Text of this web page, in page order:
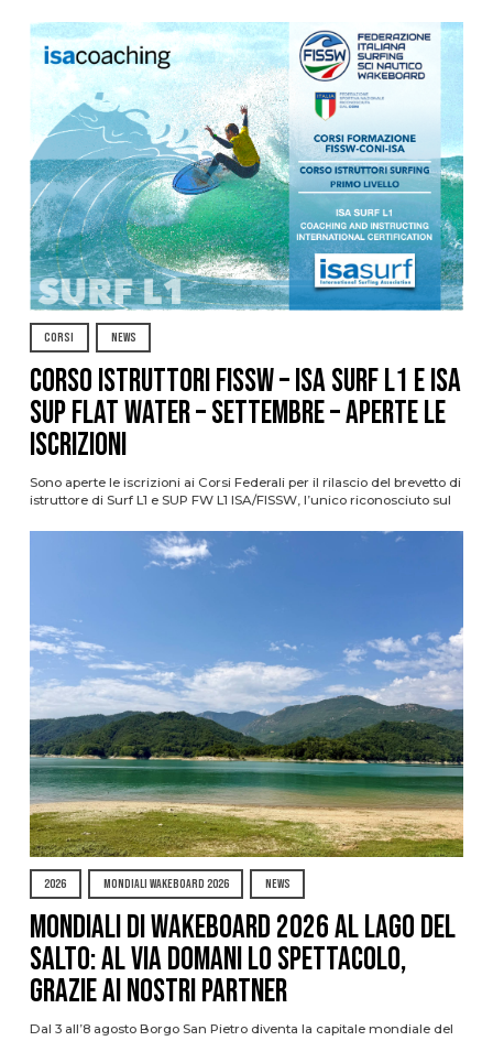
CORSI NEWS
CORSO ISTRUTTORI FISSW – ISA SURF L1 e ISA
SUP Flat Water – SETTEMBRE – APERTE LE
ISCRIZIONI
Sono aperte le iscrizioni ai Corsi Federali per il rilascio del brevetto di
istruttore di Surf L1 e SUP FW L1 ISA/FISSW, l’unico riconosciuto sul
2026 MONDIALI WAKEBOARD 2026 NEWS
Mondiali di Wakeboard 2026 al Lago del
Salto: al via domani lo spettacolo,
grazie ai nostri Partner
Dal 3 all’8 agosto Borgo San Pietro diventa la capitale mondiale del